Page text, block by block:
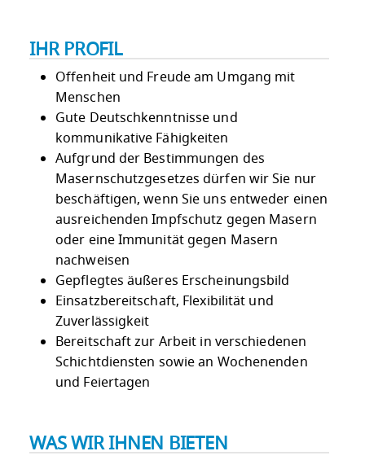
IHR PROFIL
Offenheit und Freude am Umgang mit
Menschen
Gute Deutschkenntnisse und
kommunikative Fähigkeiten
Aufgrund der Bestimmungen des
Masernschutzgesetzes dürfen wir Sie nur
beschäftigen, wenn Sie uns entweder einen
ausreichenden Impfschutz gegen Masern
oder eine Immunität gegen Masern
nachweisen
Gepflegtes äußeres Erscheinungsbild
Einsatzbereitschaft, Flexibilität und
Zuverlässigkeit
Bereitschaft zur Arbeit in verschiedenen
Schichtdiensten sowie an Wochenenden
und Feiertagen
WAS WIR IHNEN BIETEN